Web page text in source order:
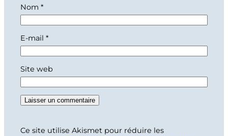
Nom *
E-mail *
Site web
Ce site utilise Akismet pour réduire les